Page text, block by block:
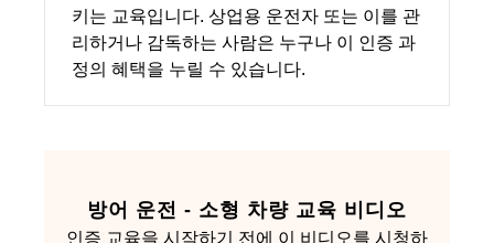
키는 교육입니다. 상업용 운전자 또는 이를 관
리하거나 감독하는 사람은 누구나 이 인증 과
정의 혜택을 누릴 수 있습니다.
방어 운전 - 소형 차량 교육 비디오
인증 교육을 시작하기 전에 이 비디오를 시청하